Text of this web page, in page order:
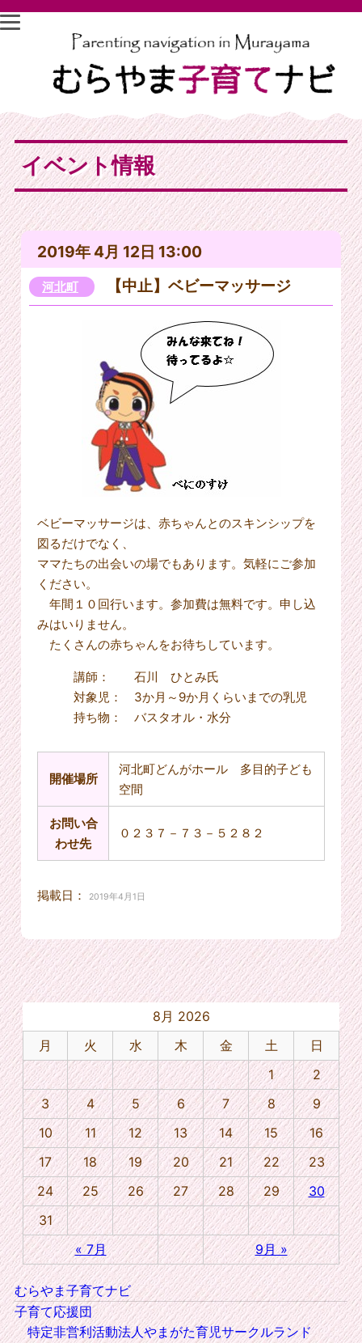
イベント情報
2019年 4月 12日 13:00
河北町 【中止】ベビーマッサージ
ベビーマッサージは、赤ちゃんとのスキンシップを
図るだけでなく、
ママたちの出会いの場でもあります。気軽にご参加
ください。
年間１０回行います。参加費は無料です。申し込
みはいりません。
たくさんの赤ちゃんをお待ちしています。
講師： 石川 ひとみ氏
対象児： 3か月～9か月くらいまでの乳児
持ち物： バスタオル・水分
開催場所
河北町どんがホール 多目的子ども
空間
お問い合
わせ先
０２３７－７３－５２８２
掲載日： 2019年4月1日
8月 2026
月
火 水 木 金 土
日
1
2
3
4 5 6 7 8
9
10
11 12 13 14 15
16
17
18 19 20 21 22
23
24
25 26 27 28 29
30
31
« 7月
9月 »
むらやま子育てナビ
子育て応援団
特定非営利活動法人やまがた育児サークルランド